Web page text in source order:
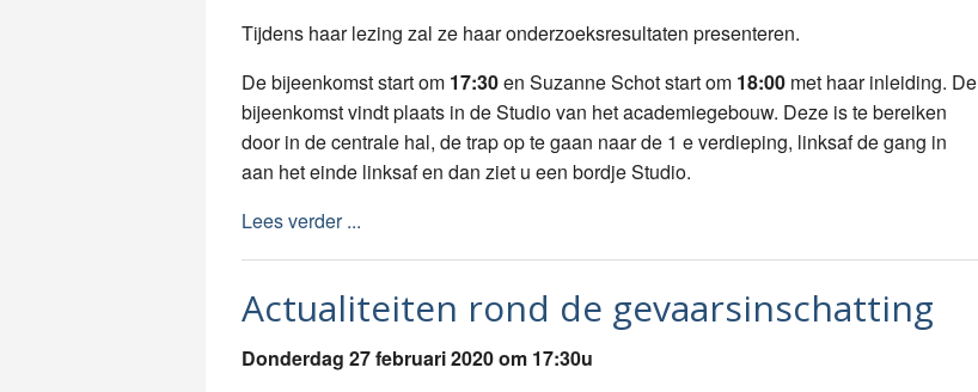
Tijdens haar lezing zal ze haar onderzoeksresultaten presenteren.
De bijeenkomst start om 17:30en Suzanne Schot start om 18:00 met haar inleiding. De
bijeenkomst vindt plaats in de Studio van het academiegebouw. Deze is te bereiken
door in de centrale hal, de trap op te gaan naar de 1 e verdieping, linksaf de gang in
aan het einde linksaf en dan ziet u een bordje Studio.
Lees verder ...
Actualiteiten rond de gevaarsinschatting
Donderdag 27 februari 2020 om 17:30u